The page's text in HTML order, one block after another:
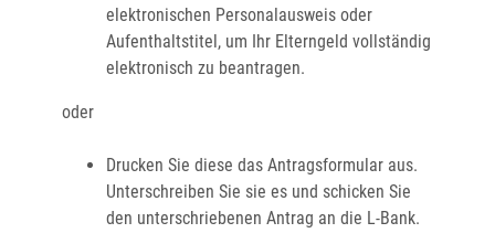
elektronischen Personalausweis oder
Aufenthaltstitel, um Ihr Elterngeld vollständig
elektronisch zu beantragen.
oder
Drucken Sie diese das Antragsformular aus.
Unterschreiben Sie sie es und schicken Sie
den unterschriebenen Antrag an die L-Bank.